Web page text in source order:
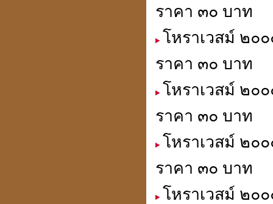
ราคา ๓๐ บาท
โหราเวสม์ ๒
ราคา ๓๐ บาท
โหราเวสม์ ๒
ราคา ๓๐ บาท
โหราเวสม์ ๒
ราคา ๓๐ บาท
โหราเวสม์ ๒